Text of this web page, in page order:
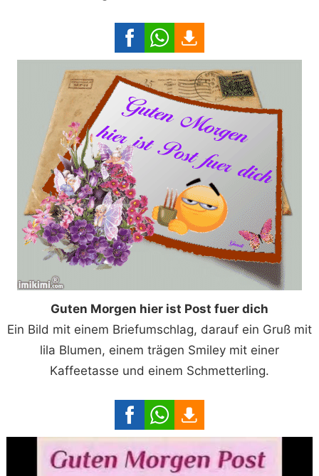
Guten Morgen hier ist Post fuer dich
Ein Bild mit einem Briefumschlag, darauf ein Gruß mit
lila Blumen, einem trägen Smiley mit einer
Kaffeetasse und einem Schmetterling.